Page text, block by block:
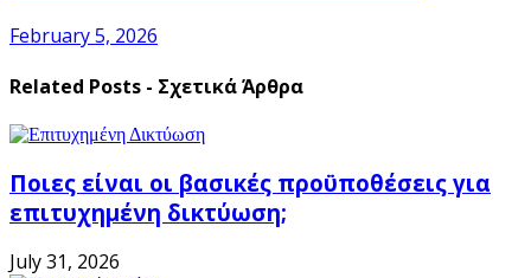
February 5, 2026
Related Posts - Σχετικά Άρθρα
Ποιες είναι οι βασικές προϋποθέσεις για
επιτυχημένη δικτύωση;
July 31, 2026